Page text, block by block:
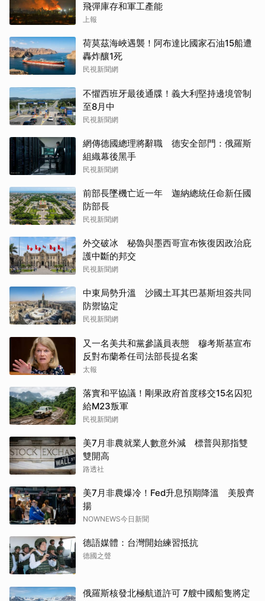
飛彈庫存和軍工產能
上報
荷莫茲海峽遇襲！阿布達比國家石油15船遭
轟炸釀1死
民視新聞網
不懼西班牙最後通牒！義大利堅持邊境管制
至8月中
民視新聞網
網傳德國總理將辭職 德安全部門：俄羅斯
組織幕後黑手
民視新聞網
前部長墜機亡近一年 迦納總統任命新任國
防部長
民視新聞網
外交破冰 秘魯與墨西哥宣布恢復因政治庇
護中斷的邦交
民視新聞網
中東局勢升溫 沙國土耳其巴基斯坦簽共同
防禦協定
民視新聞網
又一名美共和黨參議員表態 穆考斯基宣布
反對布蘭希任司法部長提名案
太報
落實和平協議！剛果政府首度移交15名囚犯
給M23叛軍
民視新聞網
美7月非農就業人數意外減 標普與那指雙
雙開高
路透社
美7月非農爆冷！Fed升息預期降溫 美股齊
揚
NOWNEWS今日新聞
德語媒體：台灣開始練習抵抗
德國之聲
俄羅斯核發北極航道許可 7艘中國船隻將定